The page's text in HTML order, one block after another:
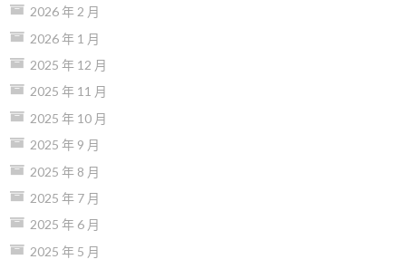
2026 年 2 月
2026 年 1 月
2025 年 12 月
2025 年 11 月
2025 年 10 月
2025 年 9 月
2025 年 8 月
2025 年 7 月
2025 年 6 月
2025 年 5 月